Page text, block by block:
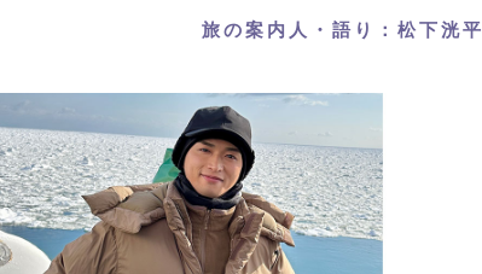
旅の案内人・語り：松下洸平